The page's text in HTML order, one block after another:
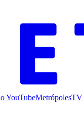
YouTubeMetrópolesTV